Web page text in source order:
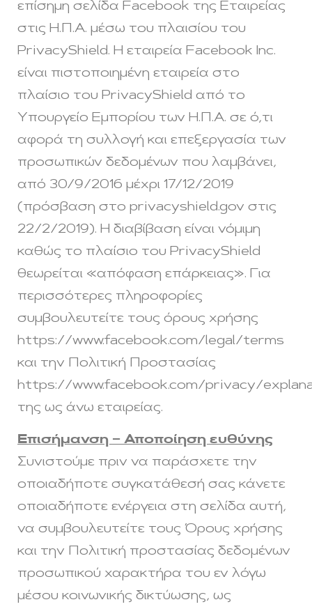
επίσημη σελίδα Facebook της Εταιρείας
στις Η.Π.Α. μέσω του πλαισίου του
PrivacyShield. Η εταιρεία Facebook Inc.
είναι πιστοποιημένη εταιρεία στο
πλαίσιο του PrivacyShield από το
Υπουργείο Εμπορίου των Η.Π.Α. σε ό,τι
αφορά τη συλλογή και επεξεργασία των
προσωπικών δεδομένων που λαμβάνει,
από 30/9/2016 μέχρι 17/12/2019
(πρόσβαση στο privacyshield.gov στις
22/2/2019). Η διαβίβαση είναι νόμιμη
καθώς το πλαίσιο του PrivacyShield
θεωρείται «απόφαση επάρκειας». Για
περισσότερες πληροφορίες
συμβουλευτείτε τους όρους χρήσης
https://www.facebook.com/legal/terms
και την Πολιτική Προστασίας
https://www.facebook.com/privacy/
της ως άνω εταιρείας.
Επισήμανση – Αποποίηση ευθύνης
Συνιστούμε πριν να παράσχετε την
οποιαδήποτε συγκατάθεσή σας κάνετε
οποιαδήποτε ενέργεια στη σελίδα αυτή,
να συμβουλευτείτε τους Όρους χρήσης
και την Πολιτική προστασίας δεδομένων
προσωπικού χαρακτήρα του εν λόγω
μέσου κοινωνικής δικτύωσης, ως